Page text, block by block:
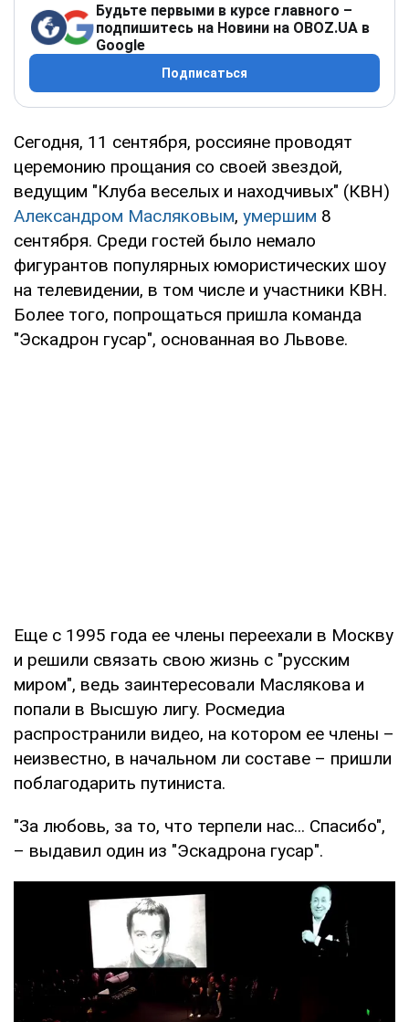
Будьте первыми в курсе главного –
подпишитесь на Новини на OBOZ.UA в
Google
Подписаться
Сегодня, 11 сентября, россияне проводят
церемонию прощания со своей звездой,
ведущим "Клуба веселых и находчивых" (КВН)
Александром Масляковым, умершим 8
сентября. Среди гостей было немало
фигурантов популярных юмористических шоу
на телевидении, в том числе и участники КВН.
Более того, попрощаться пришла команда
"Эскадрон гусар", основанная во Львове.
Еще с 1995 года ее члены переехали в Москву
и решили связать свою жизнь с "русским
миром", ведь заинтересовали Маслякова и
попали в Высшую лигу. Росмедиа
распространили видео, на котором ее члены –
неизвестно, в начальном ли составе – пришли
поблагодарить путиниста.
"За любовь, за то, что терпели нас... Спасибо",
– выдавил один из "Эскадрона гусар".